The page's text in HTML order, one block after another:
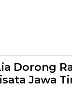
Dorong
Jawa